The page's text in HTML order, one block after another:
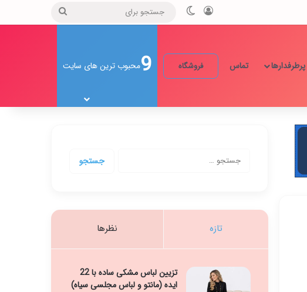
ورود تغییر پوسته
جستجو
پرطرفدارها تماس فروشگاه 9محبوب ترین های سایت
تازه نظرها
تزیین لباس مشکی ساده با 22
ایده (مانتو و لباس مجلسی سیاه)